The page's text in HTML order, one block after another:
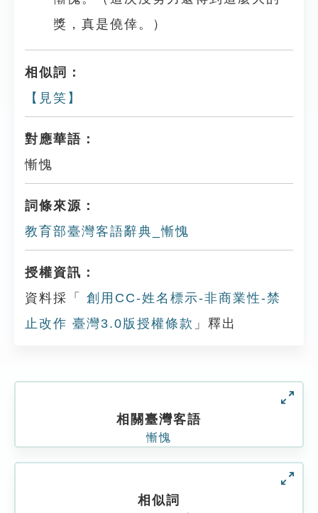
獎，真是僥倖。）
相似詞：
【見笑】
對應華語：
慚愧
詞條來源：
教育部臺灣客語辭典_慚愧
授權資訊：
資料採「
創用CC-姓名標示-非商業性-禁
止改作 臺灣3.0版授權條款 」釋出
相關臺灣客語
慚愧
相似詞